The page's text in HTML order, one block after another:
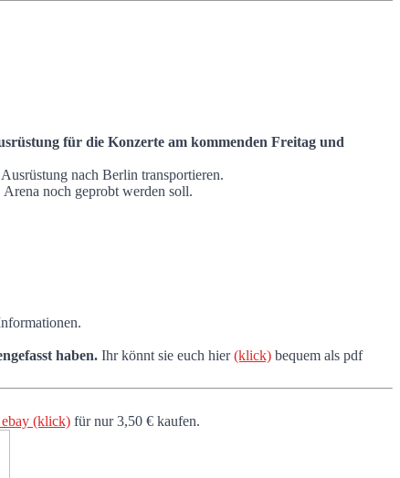
für die Konzerte am kommenden Freitag und
nach Berlin transportieren.
noch geprobt werden soll.
haben. Ihr könnt sie euch hier(klick) bequem als pdf
(klick) für nur 3,50 € kaufen.